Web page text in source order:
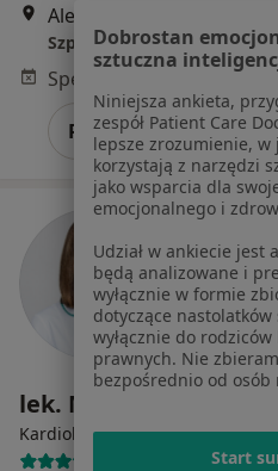
Aleja Rzeczypospolitej 5,
Szpital Medicover - oddział
Poproś o wizytę
lek. Marta Liwińska-
Kardiolog·Więcej
Dobrostan
sztuczna
Niniejsza ankieta,
zespół Patient Care
lepsze zrozumienie, w
korzystają z narzędzi
jako wsparcia dla
emocjonalnego i
Udział w ankiecie jest
będą analizowane i
wyłącznie w formie
dotyczące nastolatków
wyłącznie do
prawnych. Nie
bezpośrednio od osób
Start